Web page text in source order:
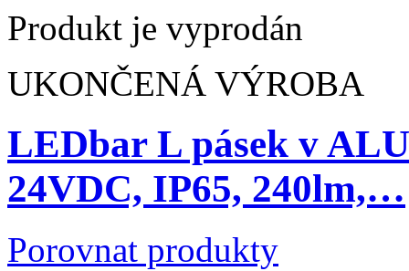
Produkt je vyprodán
UKONČENÁ VÝROBA
LEDbar L pásek v
24VDC, IP65, 240lm,…
Porovnat produkty